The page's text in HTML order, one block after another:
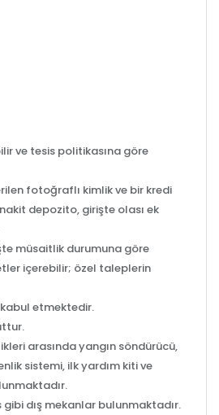
ve tesis politikasına göre
fotoğraflı kimlik ve bir kredi
depozito, girişte olası ek
müsaitlik durumuna göre
içerebilir; özel taleplerin
kabul etmektedir.
arasında yangın söndürücü,
sistemi, ilk yardım kiti ve
dış mekanlar bulunmaktadır.